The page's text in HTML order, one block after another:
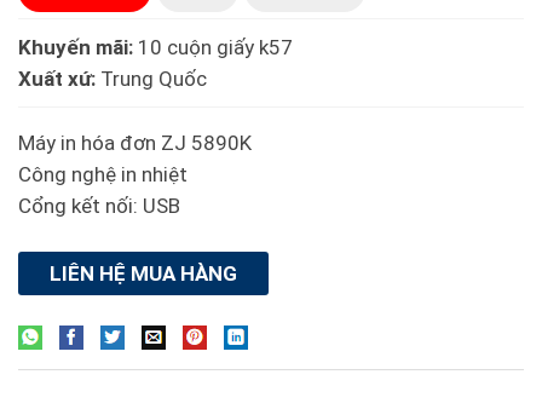
Khuyến mãi: 10 cuộn giấy k57
Xuất xứ: Trung Quốc
Máy in hóa đơn ZJ 5890K
Công nghệ in nhiệt
Cổng kết nối: USB
LIÊN HỆ MUA HÀNG